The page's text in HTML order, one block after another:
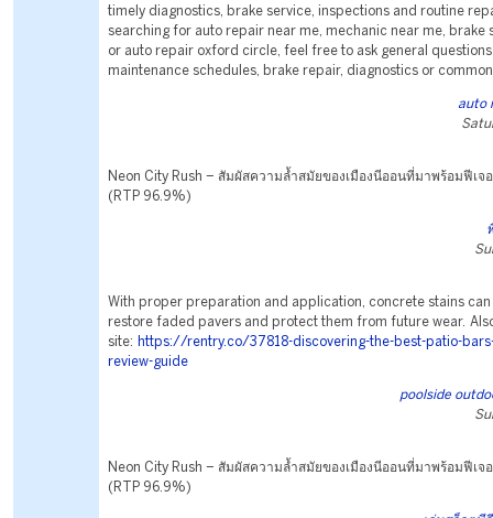
timely diagnostics, brake service, inspections and routine
searching for auto repair near me, mechanic near me, brake
or auto repair oxford circle, feel free to ask general
maintenance schedules, brake repair, diagnostics or
auto
Neon City Rush – สัมผัสความล้ำสมัยของเมืองนีออนที่มาพร้อมฟีเจ
(RTP 96.9%)
With proper preparation and application, concrete stains
restore faded pavers and protect them from future wear.
site:
https://rentry.co/37818-discovering-the-best-patio-
review-guide
poolside
Neon City Rush – สัมผัสความล้ำสมัยของเมืองนีออนที่มาพร้อมฟีเจ
(RTP 96.9%)